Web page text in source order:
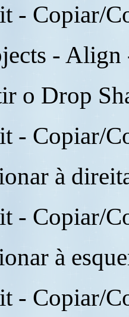
- Copiar/
-
o Drop
- Copiar/
à
- Copiar/
à
- Copiar/